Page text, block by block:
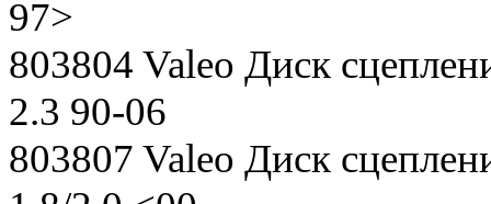
97>
803804 Valeo Диск
2.3 90-06
803807 Valeo Диск